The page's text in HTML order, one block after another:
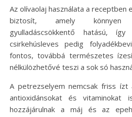
Az olívaolaj használata a
biztosít, amely
gyulladáscsökkentő hatású,
csirkehúsleves pedig
fontos, továbbá természetes
nélkülözhetővé teszi a sok só
A petrezselyem nemcsak friss ízt
antioxidánsokat és vitaminokat
hozzájárulnak a máj és az